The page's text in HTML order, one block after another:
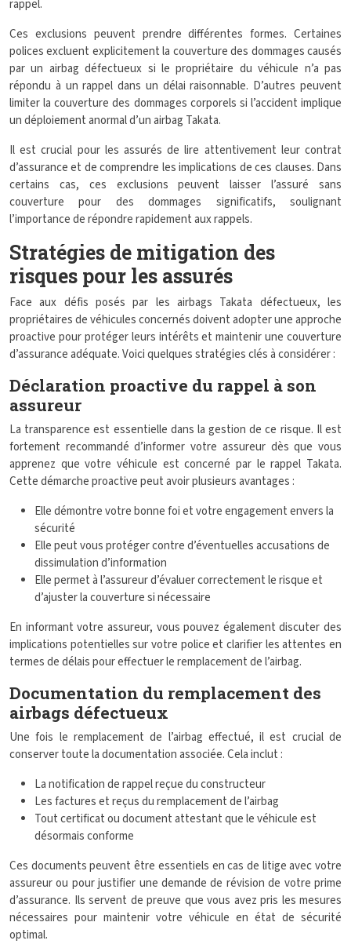
rappel.
Ces exclusions peuvent prendre différentes formes. Certaines
polices excluent explicitement la couverture des dommages causés
par un airbag défectueux si le propriétaire du véhicule n’a pas
répondu à un rappel dans un délai raisonnable. D’autres peuvent
limiter la couverture des dommages corporels si l’accident implique
un déploiement anormal d’un airbag Takata.
Il est crucial pour les assurés de lire attentivement leur contrat
d’assurance et de comprendre les implications de ces clauses. Dans
certains cas, ces exclusions peuvent laisser l’assuré sans
couverture pour des dommages significatifs, soulignant
l’importance de répondre rapidement aux rappels.
Stratégies de mitigation des
risques pour les assurés
Face aux défis posés par les airbags Takata défectueux, les
propriétaires de véhicules concernés doivent adopter une approche
proactive pour protéger leurs intérêts et maintenir une couverture
d’assurance adéquate. Voici quelques stratégies clés à considérer :
Déclaration proactive du rappel à son
assureur
La transparence est essentielle dans la gestion de ce risque. Il est
fortement recommandé d’informer votre assureur dès que vous
apprenez que votre véhicule est concerné par le rappel Takata.
Cette démarche proactive peut avoir plusieurs avantages :
Elle démontre votre bonne foi et votre engagement envers la
sécurité
Elle peut vous protéger contre d’éventuelles accusations de
dissimulation d’information
Elle permet à l’assureur d’évaluer correctement le risque et
d’ajuster la couverture si nécessaire
En informant votre assureur, vous pouvez également discuter des
implications potentielles sur votre police et clarifier les attentes en
termes de délais pour effectuer le remplacement de l’airbag.
Documentation du remplacement des
airbags défectueux
Une fois le remplacement de l’airbag effectué, il est crucial de
conserver toute la documentation associée. Cela inclut :
La notification de rappel reçue du constructeur
Les factures et reçus du remplacement de l’airbag
Tout certificat ou document attestant que le véhicule est
désormais conforme
Ces documents peuvent être essentiels en cas de litige avec votre
assureur ou pour justifier une demande de révision de votre prime
d’assurance. Ils servent de preuve que vous avez pris les mesures
nécessaires pour maintenir votre véhicule en état de sécurité
optimal.